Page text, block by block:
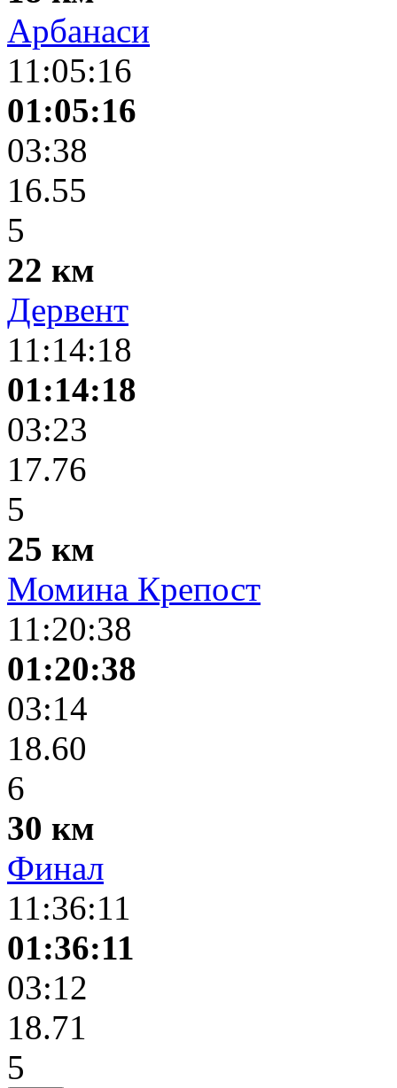
Арбанаси
11:05:16
01:05:16
03:38
16.55
5
22 км
Дервент
11:14:18
01:14:18
03:23
17.76
5
25 км
Момина Крепост
11:20:38
01:20:38
03:14
18.60
6
30 км
Финал
11:36:11
01:36:11
03:12
18.71
5